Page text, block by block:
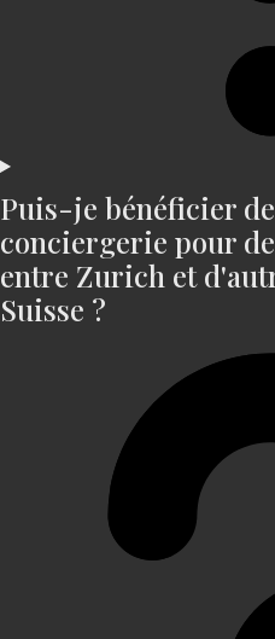
Puis-je bénéficier
conciergerie pour
entre Zurich et
Suisse ?